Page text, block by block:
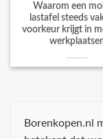
Waarom een
lastafel steeds
voorkeur krijgt in
Borenkopen.nl